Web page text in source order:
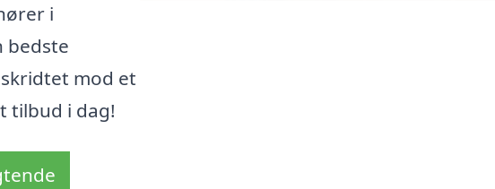
i
bedste
mod et
tilbud i dag!